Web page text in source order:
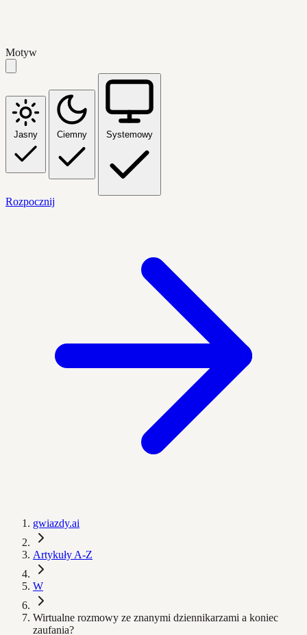
Motyw
Jasny Ciemny Systemowy
Rozpocznij
gwiazdy.ai
Artykuły A-Z
W
Wirtualne rozmowy ze znanymi dziennikarzami a koniec
zaufania?